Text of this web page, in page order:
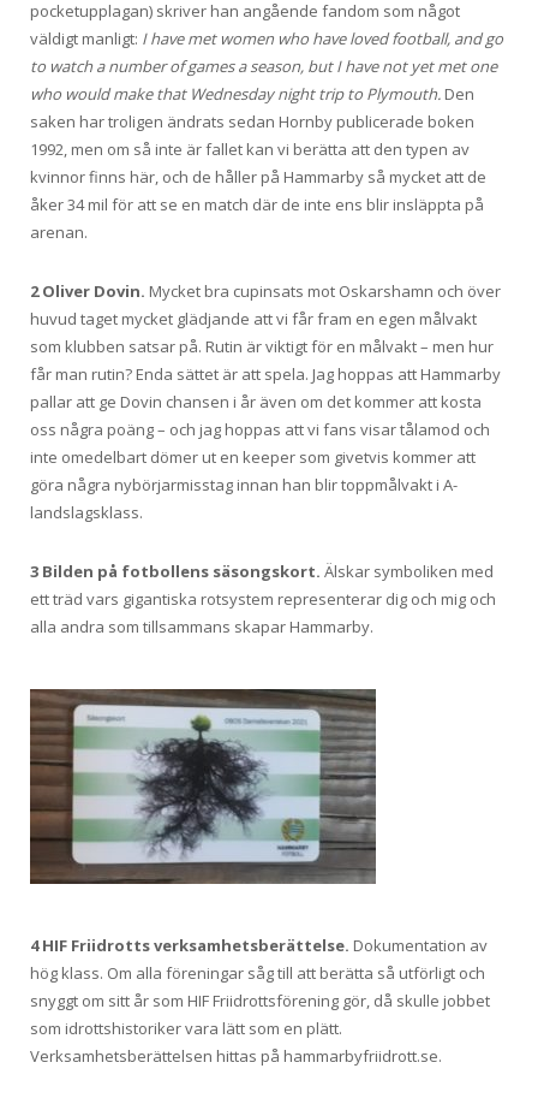
pocketupplagan) skriver han angående fandom som något
väldigt manligt: I have met women who have loved football, and go
to watch a number of games a season, but I have not yet met one
who would make that Wednesday night trip to Plymouth. Den
saken har troligen ändrats sedan Hornby publicerade boken
1992, men om så inte är fallet kan vi berätta att den typen av
kvinnor finns här, och de håller på Hammarby så mycket att de
åker 34 mil för att se en match där de inte ens blir insläppta på
arenan.
2 Oliver Dovin. Mycket bra cupinsats mot Oskarshamn och över
huvud taget mycket glädjande att vi får fram en egen målvakt
som klubben satsar på. Rutin är viktigt för en målvakt – men hur
får man rutin? Enda sättet är att spela. Jag hoppas att Hammarby
pallar att ge Dovin chansen i år även om det kommer att kosta
oss några poäng – och jag hoppas att vi fans visar tålamod och
inte omedelbart dömer ut en keeper som givetvis kommer att
göra några nybörjarmisstag innan han blir toppmålvakt i A-
landslagsklass.
3 Bilden på fotbollens säsongskort. Älskar symboliken med
ett träd vars gigantiska rotsystem representerar dig och mig och
alla andra som tillsammans skapar Hammarby.
4 HIF Friidrotts verksamhetsberättelse. Dokumentation av
hög klass. Om alla föreningar såg till att berätta så utförligt och
snyggt om sitt år som HIF Friidrottsförening gör, då skulle jobbet
som idrottshistoriker vara lätt som en plätt.
Verksamhetsberättelsen hittas på hammarbyfriidrott.se.